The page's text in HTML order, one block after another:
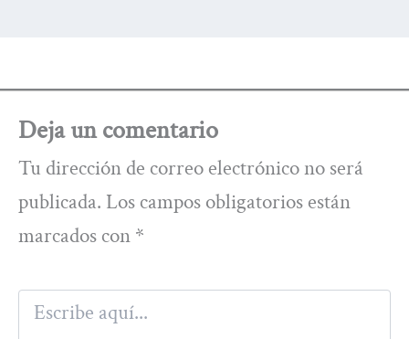
Deja un comentario
Tu dirección de correo electrónico no será
publicada. Los campos obligatorios están
marcados con *
Escribe
aquí...